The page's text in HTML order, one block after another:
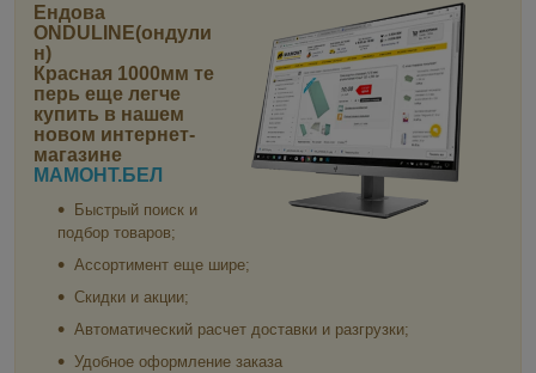
Ендова
ONDULINE(ондули
н)
Красная 1000мм те
перь еще легче
купить в нашем
новом интернет-
магазине
МАМОНТ.БЕЛ
Быстрый поиск и
подбор товаров;
Ассортимент еще шире;
Скидки и акции;
Автоматический расчет доставки и разгрузки;
Удобное оформление заказа